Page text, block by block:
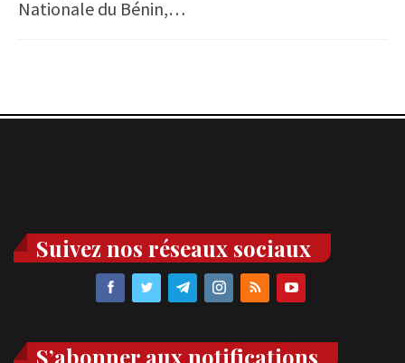
Nationale du Bénin,…
Suivez nos réseaux sociaux
S’abonner aux notifications